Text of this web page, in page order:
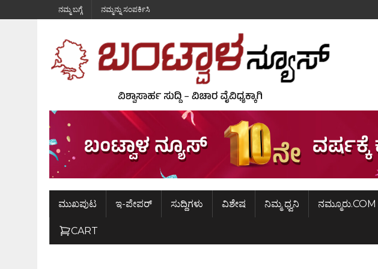
ನಮ್ಮ ಬಗ್ಗೆ ನಮ್ಮನ್ನು ಸಂಪರ್ಕಿಸಿ
ಮುಖಪುಟ ಇ-ಪೇಪರ್ ಸುದ್ದಿಗಳು ವಿಶೇಷ ನಿಮ್ಮ ಧ್ವನಿ ನಮ್ಮೂರು.COM
CART